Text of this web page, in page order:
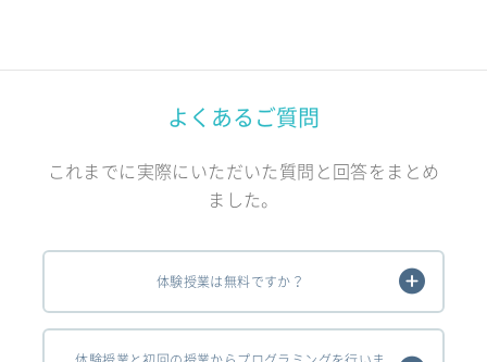
よくあるご質問
これまでに実際にいただいた質問と回答をまとめ
ました。
体験授業は無料ですか？
体験授業と初回の授業からプログラミングを行いま